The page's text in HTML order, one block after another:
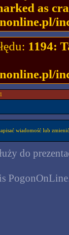
as
1194:
wiadomość lub
do